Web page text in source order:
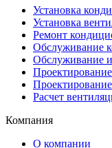
Установка
Установка
Ремонт
Обслуживание
Обслуживание
Расчет
Компания
О компании